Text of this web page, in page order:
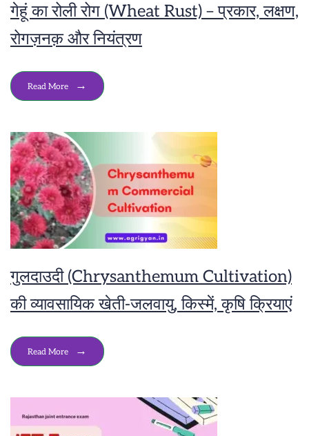
गेहूं का रोली रोग (Wheat Rust) – प्रकार, लक्षण,
रोगज़नक़ और नियंत्रण
Read More
गुलदाउदी (Chrysanthemum Cultivation)
की व्यावसायिक खेती-जलवायु, किस्में, कृषि क्रियाएं
Read More